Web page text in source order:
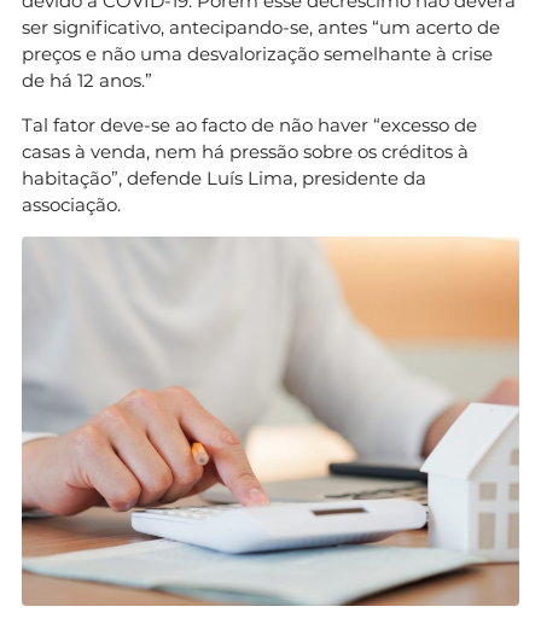
ser significativo, antecipando-se, antes “um acerto de
preços e não uma desvalorização semelhante à crise
de há 12 anos.”
Tal fator deve-se ao facto de não haver “excesso de
casas à venda, nem há pressão sobre os créditos à
habitação”, defende Luís Lima, presidente da
associação.